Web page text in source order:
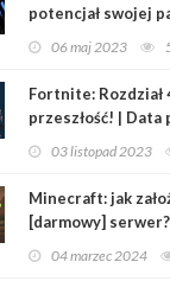
potencjał swojej
06 maj 2023
Fortnite: Rozdział
przeszłość! |
03 listopad 2023
Minecraft: jak
[darmowy] serwer?
04 marzec 2024